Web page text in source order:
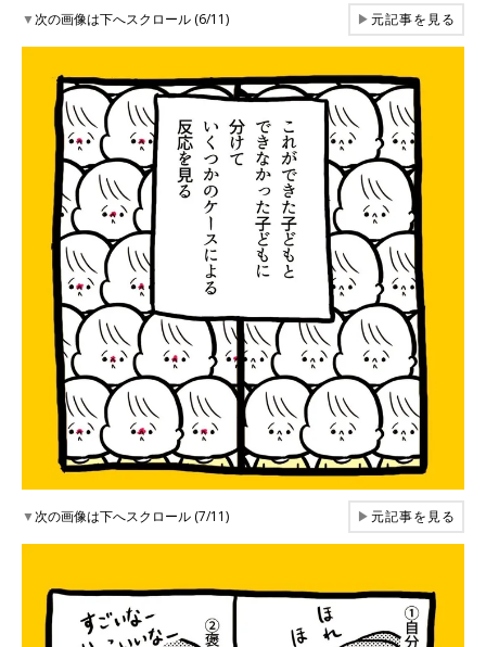
▼次の画像は下へスクロール (6/11) ▶元記事を見る
▼次の画像は下へスクロール (7/11) ▶元記事を見る